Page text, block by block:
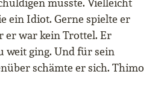
ein Idiot. Gerne spielte er
er war kein Trottel. Er
weit ging. Und für sein
schämte er sich. Thimo